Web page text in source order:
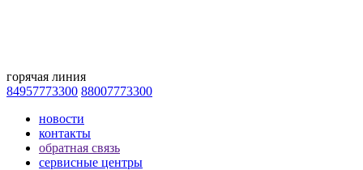
горячая линия
84957773300 88007773300
новости
контакты
обратная связь
сервисные центры